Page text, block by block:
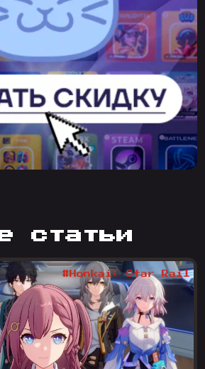
статьи
#Honkai: Star Rail